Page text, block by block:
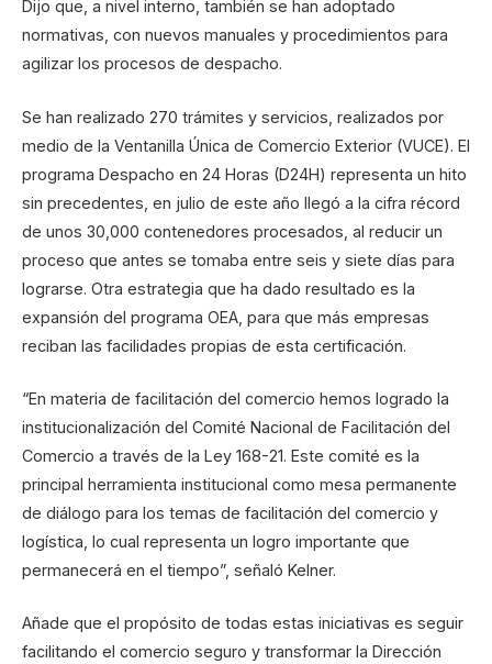
Dijo que, a nivel interno, también se han adoptado
normativas, con nuevos manuales y procedimientos para
agilizar los procesos de despacho.
Se han realizado 270 trámites y servicios, realizados por
medio de la Ventanilla Única de Comercio Exterior (VUCE). El
programa Despacho en 24 Horas (D24H) representa un hito
sin precedentes, en julio de este año llegó a la cifra récord
de unos 30,000 contenedores procesados, al reducir un
proceso que antes se tomaba entre seis y siete días para
lograrse. Otra estrategia que ha dado resultado es la
expansión del programa OEA, para que más empresas
reciban las facilidades propias de esta certificación.
“En materia de facilitación del comercio hemos logrado la
institucionalización del Comité Nacional de Facilitación del
Comercio a través de la Ley 168-21. Este comité es la
principal herramienta institucional como mesa permanente
de diálogo para los temas de facilitación del comercio y
logística, lo cual representa un logro importante que
permanecerá en el tiempo”, señaló Kelner.
Añade que el propósito de todas estas iniciativas es seguir
facilitando el comercio seguro y transformar la Dirección